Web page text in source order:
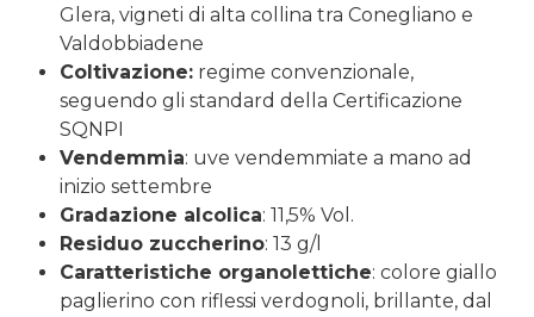
Glera, vigneti di alta collina tra Conegliano e
Valdobbiadene
Coltivazione: regime convenzionale,
seguendo gli standard della Certificazione
SQNPI
Vendemmia: uve vendemmiate a mano ad
inizio settembre
Gradazione alcolica: 11,5% Vol.
Residuo zuccherino: 13 g/l
Caratteristiche organolettiche: colore giallo
paglierino con riflessi verdognoli, brillante, dal